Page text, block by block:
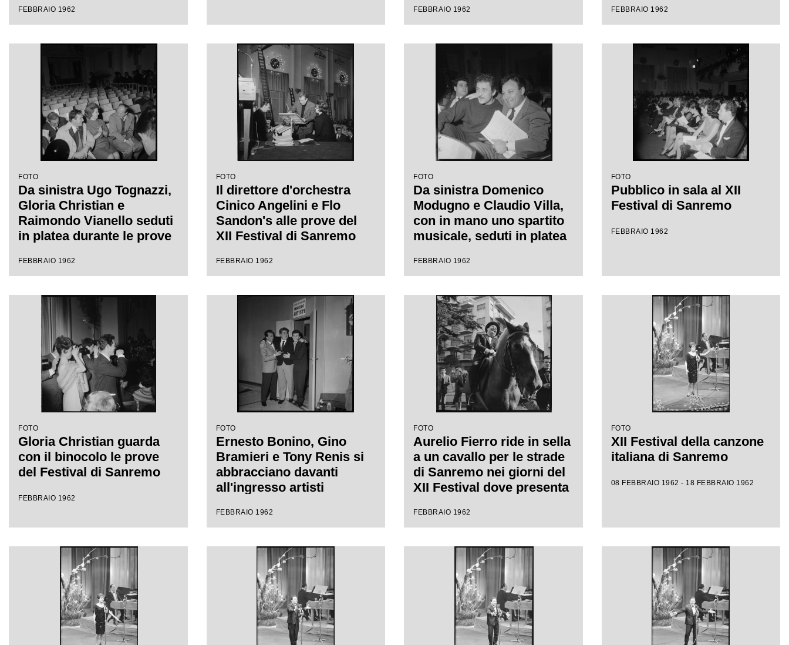
FEBBRAIO 1962
spartito musicale
FEBBRAIO 1962
"Lui andava a cavallo"
FEBBRAIO 1962
FOTO
Da sinistra Ugo Tognazzi,
Gloria Christian e
Raimondo Vianello seduti
in platea durante le prove
FEBBRAIO 1962
FOTO
Il direttore d'orchestra
Cinico Angelini e Flo
Sandon's alle prove del
XII Festival di Sanremo
FEBBRAIO 1962
FOTO
Da sinistra Domenico
Modugno e Claudio Villa,
con in mano uno spartito
musicale, seduti in platea
Festival di Sanremo
FEBBRAIO 1962
FOTO
Pubblico in sala al XII
Festival di Sanremo
FEBBRAIO 1962
FOTO
Gloria Christian guarda
con il binocolo le prove
del Festival di Sanremo
FEBBRAIO 1962
FOTO
Ernesto Bonino, Gino
Bramieri e Tony Renis si
abbracciano davanti
all'ingresso artisti
Sanremo nei giorni del
FEBBRAIO 1962
FOTO
Aurelio Fierro ride in sella
a un cavallo per le strade
di Sanremo nei giorni del
XII Festival dove presenta
cavallo"
FEBBRAIO 1962
FOTO
XII Festival della canzone
italiana di Sanremo
08 FEBBRAIO 1962 - 18 FEBBRAIO 1962